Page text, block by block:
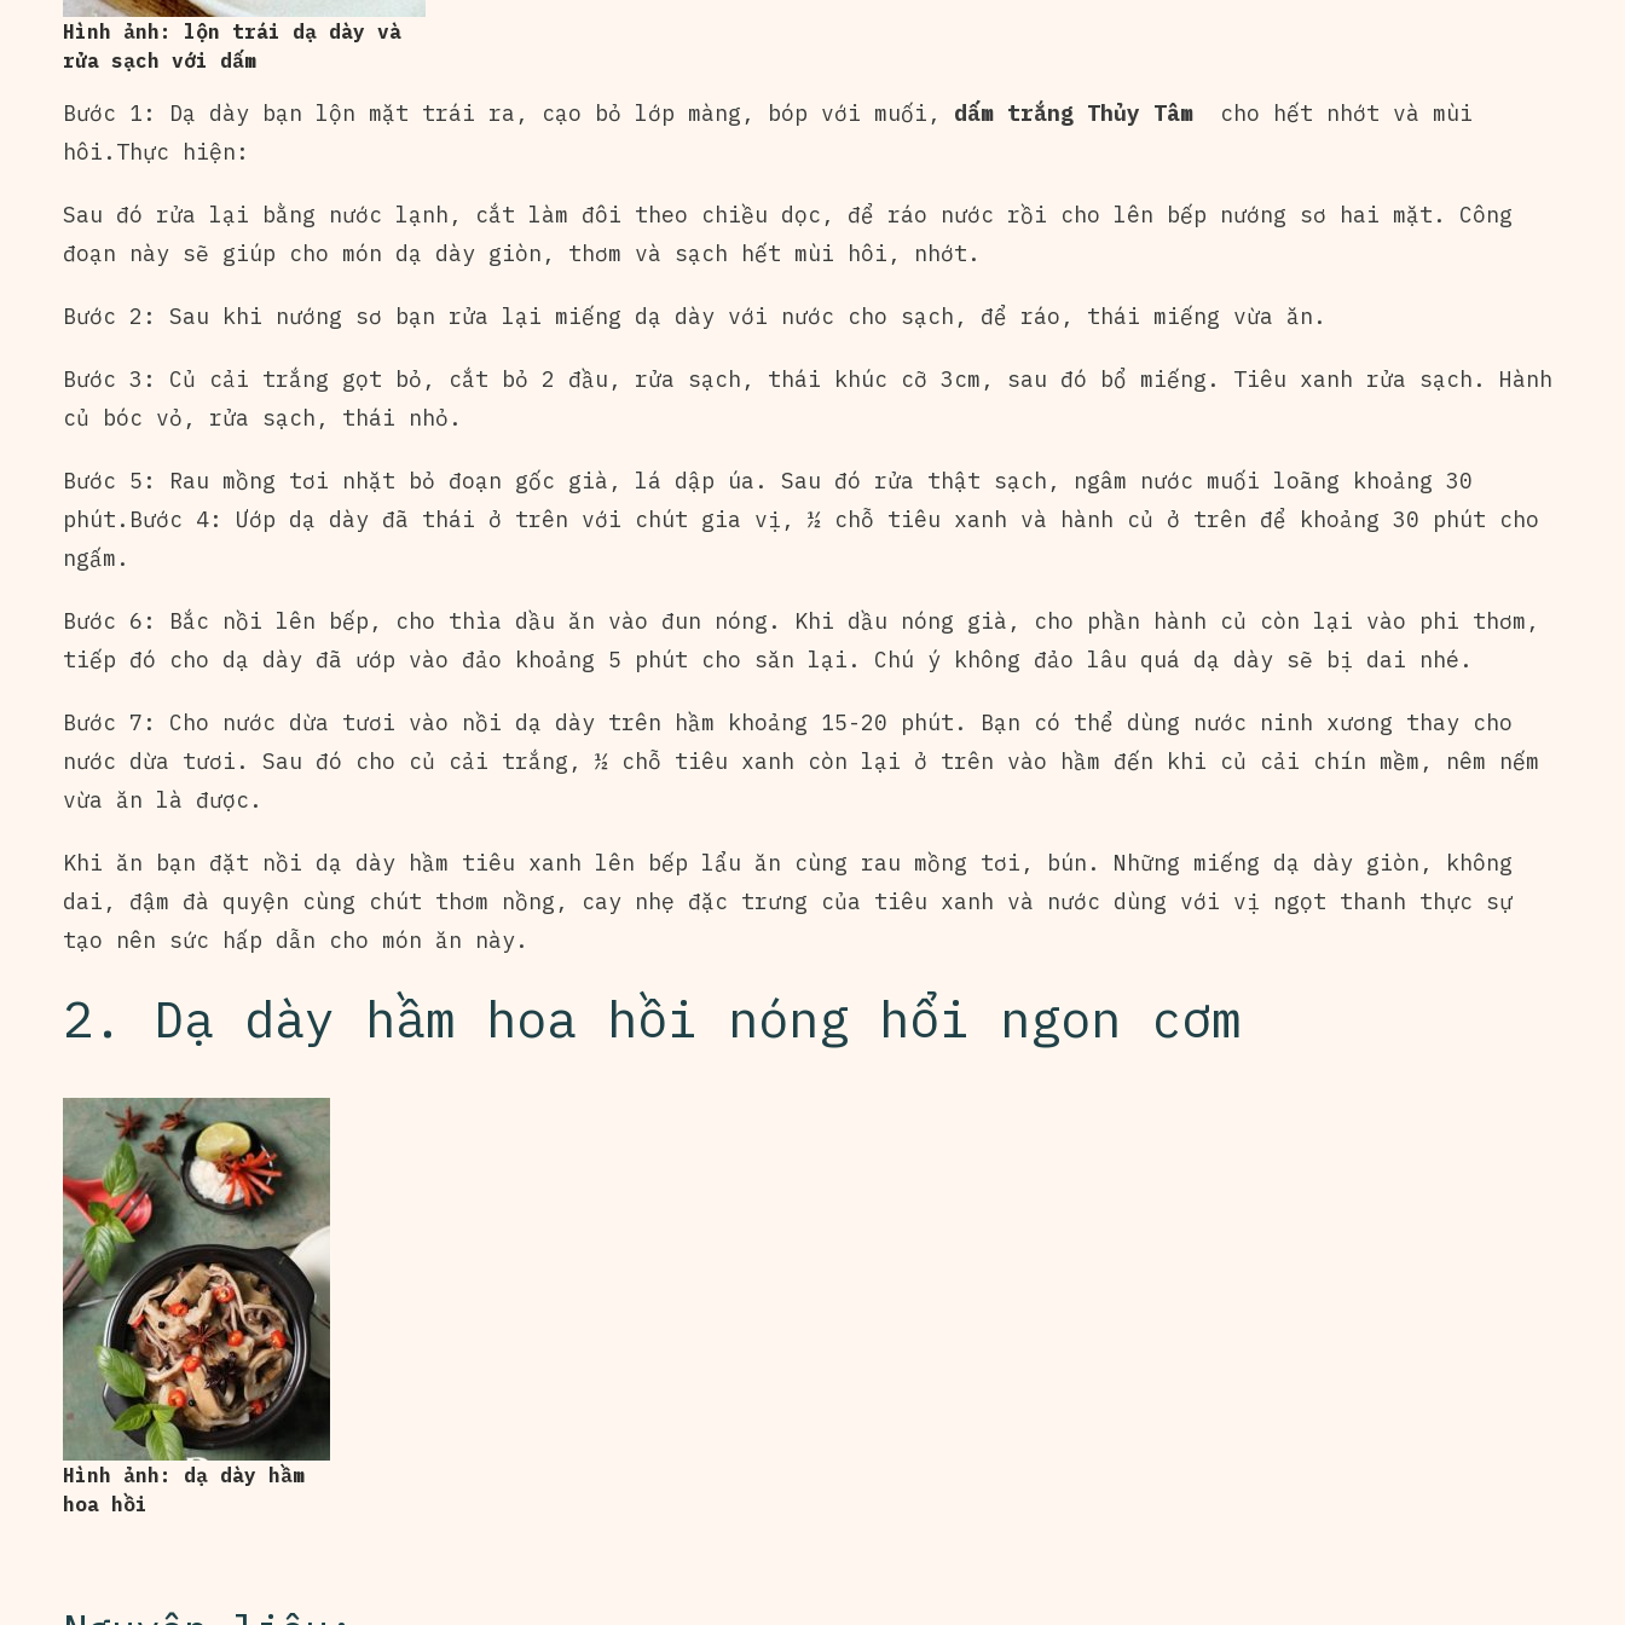
Hình ảnh: lộn trái dạ dày và
rửa sạch với dấm
Bước 1: Dạ dày bạn lộn mặt trái ra, cạo bỏ lớp màng, bóp với muối, dấm trắng Thủy Tâm cho hết nhớt và mùi
hôi.Thực hiện:
Sau đó rửa lại bằng nước lạnh, cắt làm đôi theo chiều dọc, để ráo nước rồi cho lên bếp nướng sơ hai mặt. Công
đoạn này sẽ giúp cho món dạ dày giòn, thơm và sạch hết mùi hôi, nhớt.
Bước 2: Sau khi nướng sơ bạn rửa lại miếng dạ dày với nước cho sạch, để ráo, thái miếng vừa ăn.
Bước 3: Củ cải trắng gọt bỏ, cắt bỏ 2 đầu, rửa sạch, thái khúc cỡ 3cm, sau đó bổ miếng. Tiêu xanh rửa sạch. Hành
củ bóc vỏ, rửa sạch, thái nhỏ.
Bước 5: Rau mồng tơi nhặt bỏ đoạn gốc già, lá dập úa. Sau đó rửa thật sạch, ngâm nước muối loãng khoảng 30
phút.Bước 4: Ướp dạ dày đã thái ở trên với chút gia vị, ½ chỗ tiêu xanh và hành củ ở trên để khoảng 30 phút cho
ngấm.
Bước 6: Bắc nồi lên bếp, cho thìa dầu ăn vào đun nóng. Khi dầu nóng già, cho phần hành củ còn lại vào phi thơm,
tiếp đó cho dạ dày đã ướp vào đảo khoảng 5 phút cho săn lại. Chú ý không đảo lâu quá dạ dày sẽ bị dai nhé.
Bước 7: Cho nước dừa tươi vào nồi dạ dày trên hầm khoảng 15-20 phút. Bạn có thể dùng nước ninh xương thay cho
nước dừa tươi. Sau đó cho củ cải trắng, ½ chỗ tiêu xanh còn lại ở trên vào hầm đến khi củ cải chín mềm, nêm nếm
vừa ăn là được.
Khi ăn bạn đặt nồi dạ dày hầm tiêu xanh lên bếp lẩu ăn cùng rau mồng tơi, bún. Những miếng dạ dày giòn, không
dai, đậm đà quyện cùng chút thơm nồng, cay nhẹ đặc trưng của tiêu xanh và nước dùng với vị ngọt thanh thực sự
tạo nên sức hấp dẫn cho món ăn này.
2. Dạ dày hầm hoa hồi nóng hổi ngon cơm
Hình ảnh: dạ dày hầm
hoa hồi